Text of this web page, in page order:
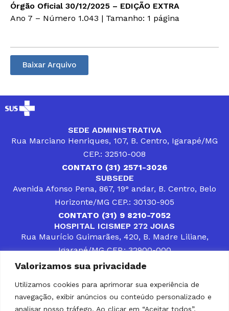
Valorizamos sua privacidade
Utilizamos cookies para aprimorar sua experiência de
navegação, exibir anúncios ou conteúdo personalizado e
analisar nosso tráfego. Ao clicar em “Aceitar todos”,
Órgão Oficial 30/12/2025 – EDIÇÃO EXTRA
Ano 7 – Número 1.043 | Tamanho: 1 página
Baixar Arquivo
SEDE ADMINISTRATIVA
Rua Marciano Henriques, 107, B. Centro, Igarapé/MG
CEP.: 32510-008
CONTATO (31) 2571-3026
SUBSEDE
Avenida Afonso Pena, 867, 19° andar, B. Centro, Belo
Horizonte/MG CEP.: 30130-905
CONTATO (31) 9 8210-7052
HOSPITAL ICISMEP 272 JOIAS
Rua Maurício Guimarães, 420, B. Madre Liliane,
Igarapé/MG CEP.: 32900-000
CONTATOS (31) 3512-4400 ou (31) 9 8309-8660
DESENVOLVER SOLUÇÕES, AÇÕES E SERVIÇOS
PÚBLICOS QUE COMPLEMENTEM A ASSISTÊNCIA À
POPULAÇÃO DA REGIÃO EM QUE ATUA, SENDO
PARCEIRO DOS MUNICÍPIOS CONSORCIADOS NA
SOLUÇÃO DE DIFICULDADES ENFRENTADAS POR